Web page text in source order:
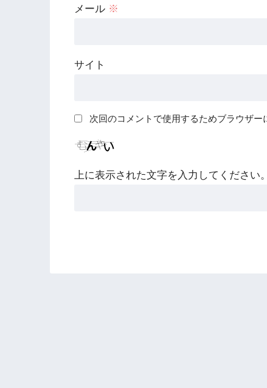
メール ※
サイト
次回のコメントで使用するためブラウザー
上に表示された文字を入力してください。